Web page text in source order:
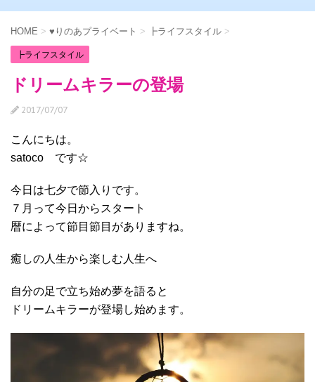
HOME > ♥りのあプライベート > ┣ライフスタイル >
┣ライフスタイル
ドリームキラーの登場
2017/07/07
こんにちは。
satoco です☆
今日は七夕で節入りです。
７月って今日からスタート
暦によって節目節目がありますね。
癒しの人生から楽しむ人生へ
自分の足で立ち始め夢を語ると
ドリームキラーが登場し始めます。